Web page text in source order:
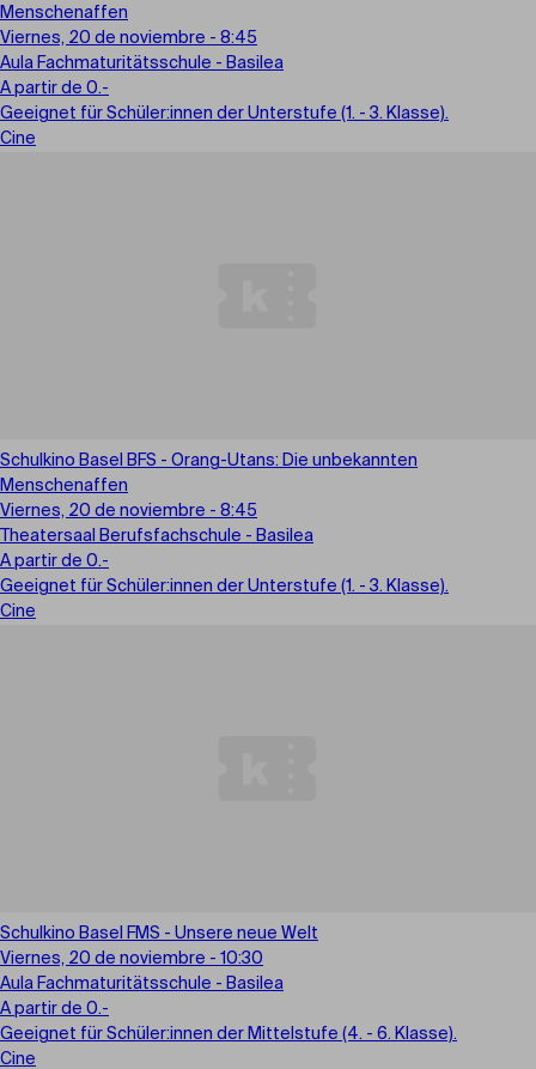
Menschenaffen
Viernes, 20 de noviembre - 8:45
Aula Fachmaturitätsschule - Basilea
A partir de 0.-
Geeignet für Schüler:innen der Unterstufe (1. - 3. Klasse).
Cine
Schulkino Basel BFS - Orang-Utans: Die unbekannten
Menschenaffen
Viernes, 20 de noviembre - 8:45
Theatersaal Berufsfachschule - Basilea
A partir de 0.-
Geeignet für Schüler:innen der Unterstufe (1. - 3. Klasse).
Cine
Schulkino Basel FMS - Unsere neue Welt
Viernes, 20 de noviembre - 10:30
Aula Fachmaturitätsschule - Basilea
A partir de 0.-
Geeignet für Schüler:innen der Mittelstufe (4. - 6. Klasse).
Cine